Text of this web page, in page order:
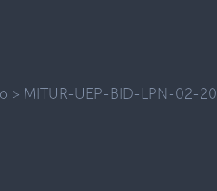
> MITUR-UEP-BID-LPN-02-